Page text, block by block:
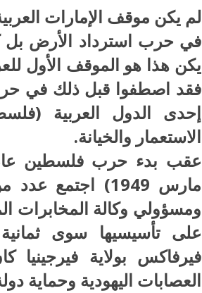
لم يكن موقف الإمارات
في حرب استرداد الأرض بل
يكن هذا هو الموقف الأول
إحدى الدول العربية
الاستعمار والخيانة.
على تأسيسيها سوى
فيرفاكس بولاية
العصابات اليهودية وحماية